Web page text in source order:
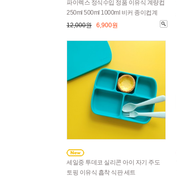
파이렉스 정식수입 정품 이유식 계량컵
250ml 500ml 1000ml 비커 종이컵계
12,000원 6,900원
세일중 투데코 실리콘 아이 자기 주도
토핑 이유식 흡착 식판 세트